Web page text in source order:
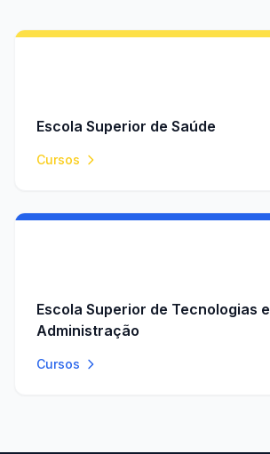
Escola Superior de Saúde
Cursos
Escola Superior de Tecnologias e
Administração
Cursos